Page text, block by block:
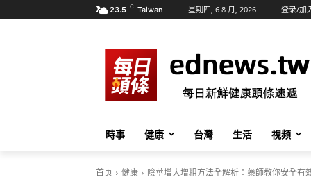
23.5 C Taiwan 星期四, 6 8 月, 2026 登录/加
時事 健康 台灣 生活 視頻
首页 健康 陰莖增大增粗方法全解析：藥師教你安全有